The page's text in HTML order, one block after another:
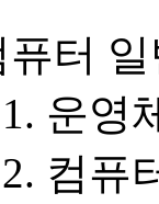
퓨터
운영
2. 컴퓨